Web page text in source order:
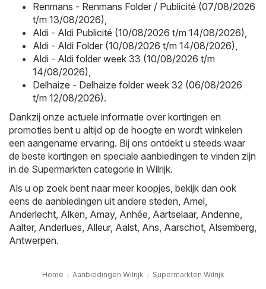
Renmans - Renmans Folder / Publicité (07/08/2026
t/m 13/08/2026),
Aldi - Aldi Publicité (10/08/2026 t/m 14/08/2026),
Aldi - Aldi Folder (10/08/2026 t/m 14/08/2026),
Aldi - Aldi folder week 33 (10/08/2026 t/m
14/08/2026),
Delhaize - Delhaize folder week 32 (06/08/2026
t/m 12/08/2026).
Dankzij onze actuele informatie over kortingen en
promoties bent u altijd op de hoogte en wordt winkelen
een aangename ervaring. Bij ons ontdekt u steeds waar
de beste kortingen en speciale aanbiedingen te vinden zijn
in de Supermarkten categorie in Wilrijk.
Als u op zoek bent naar meer koopjes, bekijk dan ook
eens de aanbiedingen uit andere steden, Amel,
Anderlecht, Alken, Amay, Anhée, Aartselaar, Andenne,
Aalter, Anderlues, Alleur, Aalst, Ans, Aarschot, Alsemberg,
Antwerpen.
Home Aanbiedingen Wilrijk Supermarkten Wilrijk